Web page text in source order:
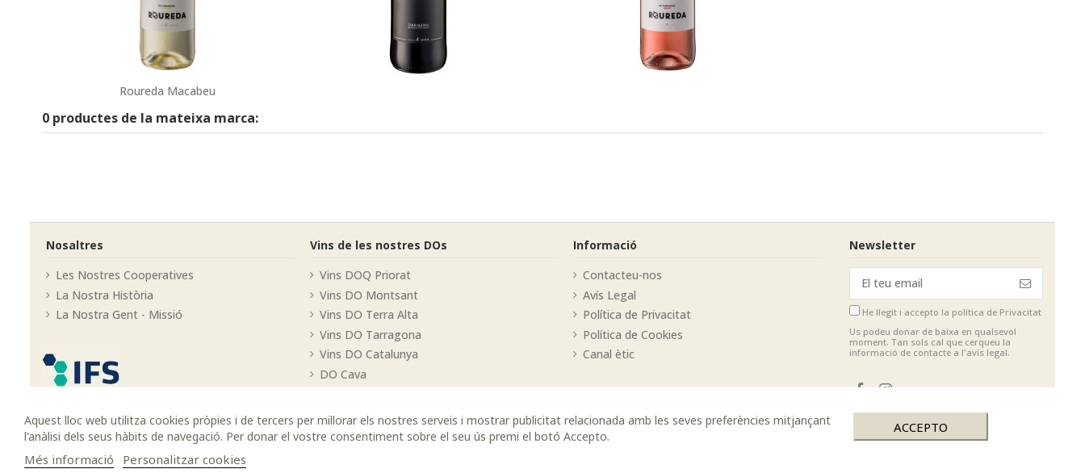
Roureda Macabeu
0 productes de la mateixa marca:
Nosaltres
Les Nostres Cooperatives
La Nostra Història
La Nostra Gent - Missió
Vins de les nostres DOs
Vins DOQ Priorat
Vins DO Montsant
Vins DO Terra Alta
Vins DO Tarragona
Vins DO Catalunya
DO Cava
Informació
Contacteu-nos
Avís Legal
Política de Privacitat
Política de Cookies
Canal ètic
Aquest lloc web utilitza cookies pròpies i de tercers per millorar els nostres serveis i mostrar publicitat relacionada amb les seves preferències mitjançant
l'anàlisi dels seus hàbits de navegació. Per donar el vostre consentiment sobre el seu ús premi el botó Accepto.
Més informació Personalitzar cookies
ACCEPTO
Newsletter
He llegit i accepto la política de Privacitat
Us podeu donar de baixa en qualsevol
moment. Tan sols cal que cerqueu la
informació de contacte a l'avís legal.
© 2022 Cellers Unió™ - Tots els drets reservats